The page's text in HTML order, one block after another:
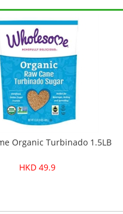
Organic Turbinado 1.5LB
HKD 49.9